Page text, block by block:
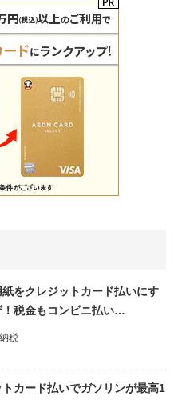
をクレジットカード払いにす
！税金もコンビニ払い…
納税
カード払いでガソリンが最高1